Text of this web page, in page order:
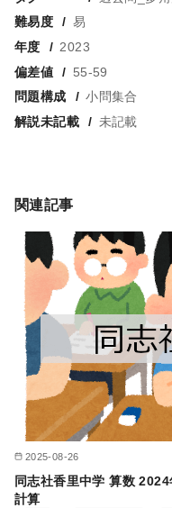
難易度
易
年度
2023
偏差値
55-59
問題構成
小問集合
解説未記載
未記載
関連記事
2025-08-26
同志社香里中学 算数
計算